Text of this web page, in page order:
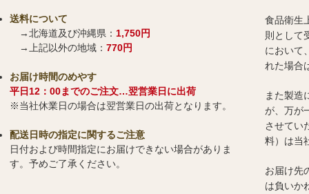
送料について
→北海道及び沖縄県： 1,750円
→上記以外の地域： 770円
お届け時間のめやす
平日12：00までのご注文…翌営業日に出荷
※当社休業日の場合は翌営業日の出荷となります。
配送日時の指定に関するご注意
日付および時間指定にお届けできない場合がありま
す。予めご了承ください。
食品衛生
則として
において
れた場合
また製造
が、万が
させてい
料）は当
お届け先
は負いか